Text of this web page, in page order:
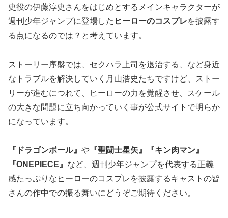
史役の伊藤淳史さんをはじめとするメインキャラクターが
週刊少年ジャンプに登場した ヒーローのコスプレを披露す
る点になるのでは？と考えています。
ストーリー序盤では、 セクハラ上司を退治する、など身近
なトラブルを解決していく月山浩史たちですけど、ストー
リーが進むにつれて、ヒーローの力を覚醒させ、スケール
の大きな問題に立ち向かっていく事が公式サイトで明らか
になっています。
『ドラゴンボール』 や 『聖闘士星矢』『キン肉マン』
『ONEPIECE』 など、週刊少年ジャンプを代表する正義
感たっぷりなヒーローのコスプレを披露するキャスト の皆
さんの作中での振る舞いにどうぞご期待ください。